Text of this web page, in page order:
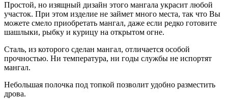
Простой, но изящный дизайн этого мангала украсит любой
участок. При этом изделие не займет много места, так что Вы
можете смело приобретать мангал, даже если редко готовите
шашлыки, рыбку и курицу на открытом огне.
Сталь, из которого сделан мангал, отличается особой
прочностью. Ни температура, ни годы службы не испортят
мангал.
Небольшая полочка под топкой позволит удобно разместить
дрова.